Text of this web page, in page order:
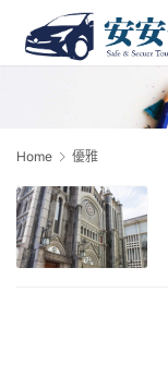
Home 優雅